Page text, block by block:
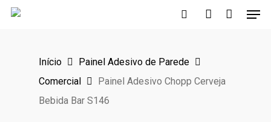
Skip
Início
Painel Adesivo de Parede
Comercial
Painel Adesivo Chopp Cerveja
Bebida Bar S146